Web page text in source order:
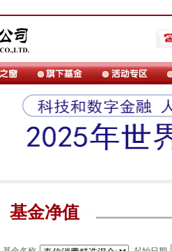
基金净值